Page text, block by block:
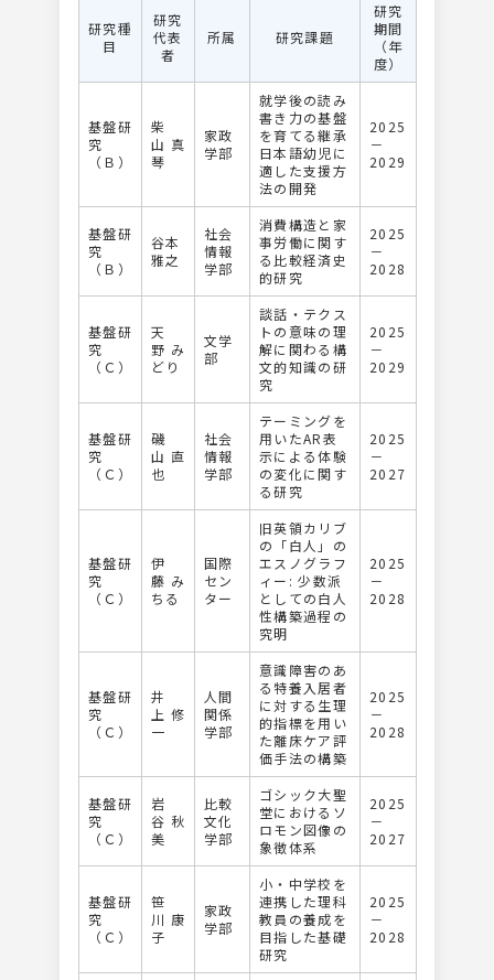
研究種
目
研究
代表
者
所属 研究課題
研究
期間
（年
度）
基盤研
究
（Ｂ）
柴
山 真
琴
家政
学部
就学後の読み
書き力の基盤
を育てる継承
日本語幼児に
適した支援方
法の開発
2025
－
2029
基盤研
究
（Ｂ）
谷本
雅之
社会
情報
学部
消費構造と家
事労働に関す
る比較経済史
的研究
2025
－
2028
基盤研
究
（Ｃ）
天
野 み
どり
文学
部
談話・テクス
トの意味の理
解に関わる構
文的知識の研
究
2025
－
2029
基盤研
究
（Ｃ）
磯
山 直
也
社会
情報
学部
テーミングを
用いたAR表
示による体験
の変化に関す
る研究
2025
－
2027
基盤研
究
（Ｃ）
伊
藤 み
ちる
国際
セン
ター
旧英領カリブ
の「白人」の
エスノグラフ
ィー: 少数派
としての白人
性構築過程の
究明
2025
－
2028
基盤研
究
（Ｃ）
井
上 修
一
人間
関係
学部
意識障害のあ
る特養入居者
に対する生理
的指標を用い
た離床ケア評
価手法の構築
2025
－
2028
基盤研
究
（Ｃ）
岩
谷 秋
美
比較
文化
学部
ゴシック大聖
堂におけるソ
ロモン図像の
象徴体系
2025
－
2027
基盤研
究
（Ｃ）
笹
川 康
子
家政
学部
小・中学校を
連携した理科
教員の養成を
目指した基礎
研究
2025
－
2028